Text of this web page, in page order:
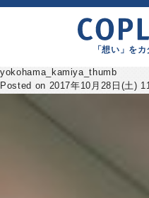
「想い」を
yokohama_kamiya_thumb
Posted on 2017年10月28日(土)